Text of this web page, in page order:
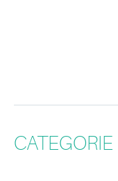
CATEGORIE